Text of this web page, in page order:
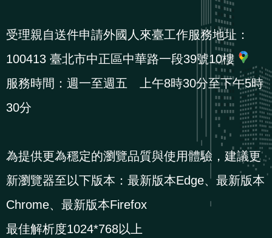
s
隱
私
資
訊
安
受理親自送件申請外國人來臺工作服務地址：
100413 臺北市中正區中華路一段39號10樓
服務時間：週一至週五 上午8時30分至下午5時
30分
為提供更為穩定的瀏覽品質與使用體驗，建議更
新瀏覽器至以下版本：最新版本Edge、最新版本
Chrome、最新版本Firefox
最佳解析度1024*768以上